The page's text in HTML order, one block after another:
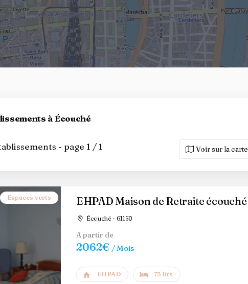
à Écouché
- page 1 / 1 Voir sur la carte
Espaces verts EHPAD Maison de Retraite écouché
Écouché - 61150
A partir de
2062€ / Mois
EHPAD 75 lits